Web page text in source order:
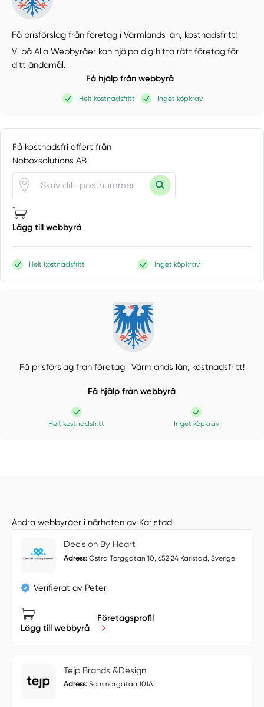
Få prisförslag från företag i Värmlands län, kostnadsfritt!
Vi på Alla Webbyråer kan hjälpa dig hitta rätt företag för
ditt ändamål.
Få hjälp från webbyrå
Helt kostnadsfritt Inget köpkrav
Få kostnadsfri offert från
Noboxsolutions AB
Lägg till webbyrå
Helt kostnadsfritt Inget köpkrav
Få prisförslag från företag i Värmlands län, kostnadsfritt!
Få hjälp från webbyrå
Helt kostnadsfritt Inget köpkrav
Andra webbyråer i närheten av Karlstad
Decision By Heart
Adress: Östra Torggatan 10, 652 24 Karlstad, Sverige
Verifierat av Peter
Lägg till webbyrå
Företagsprofil
Tejp Brands &Design
Adress: Sommargatan 101A